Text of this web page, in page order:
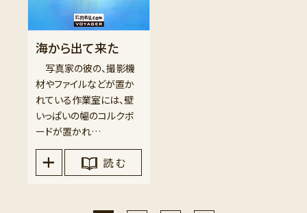
海から出て来た
写真家の彼の、撮影機
材やファイルなどが置か
れている作業室には、壁
いっぱいの幅のコルクボ
ードが置かれ…
読 む